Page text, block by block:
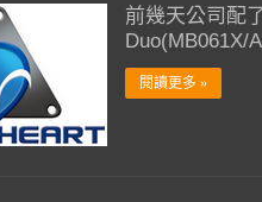
前幾天公司配
Duo(MB061X/
閱讀更多 »